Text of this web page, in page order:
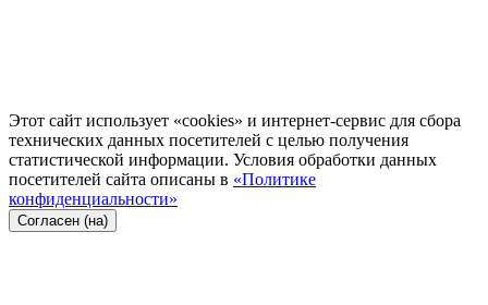
Этот сайт использует «cookies» и интернет-сервис для сбора
технических данных посетителей с целью получения
статистической информации. Условия обработки данных
посетителей сайта описаны в «Политике
конфиденциальности»
Согласен (на)